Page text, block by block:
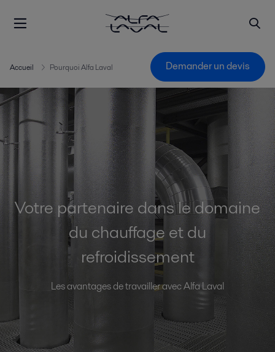
Accueil Pourquoi Alfa Laval Demander un devis
Votre partenaire dans le domaine
du chauffage et du
refroidissement
Les avantages de travailler avec Alfa Laval